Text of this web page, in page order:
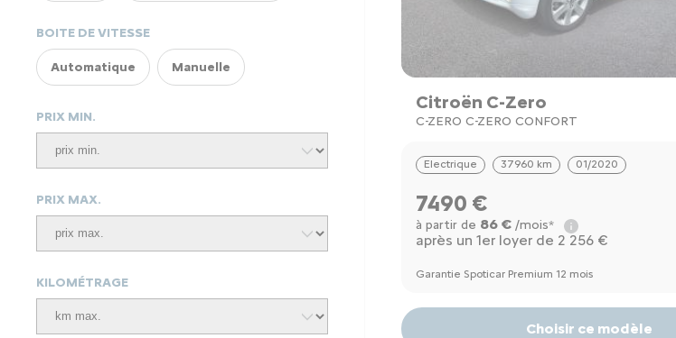
BOITE DE VITESSE
Automatique Manuelle
PRIX MIN.
PRIX MAX.
KILOMÉTRAGE
Citroën C-Zero
C-ZERO C-ZERO CONFORT
Electrique 37960 km 01/2020
7490 €
à partir de 86 € /mois*
après un 1er loyer de 2 256 €
Garantie Spoticar Premium 12 mois
Choisir ce modèle